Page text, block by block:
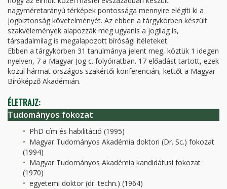
nagyméretarányú térképek pontossága mennyire elégíti ki a
jogbiztonság követelményét. Az ebben a tárgykörben készült
szakvélemények alapozzák meg ugyanis a jogilag is,
társadalmilag is megalapozott bírósági ítéleteket.
Ebben a tárgykörben 31 tanulmánya jelent meg, köztük 1 idegen
nyelven, 7 a Magyar Jog c. folyóiratban. 17 előadást tartott, ezek
közül hármat országos szakértői konferencián, kettőt a Magyar
Bíróképző Akadémián.
ÉLETRAJZ:
Tudományos fokozat
PhD cím és habilitáció (1995)
Magyar Tudományos Akadémia doktori (Dr. Sc.) fokozat
(1994)
Magyar Tudományos Akadémia kandidátusi fokozat
(1970)
egyetemi doktor (dr. techn.) (1964)